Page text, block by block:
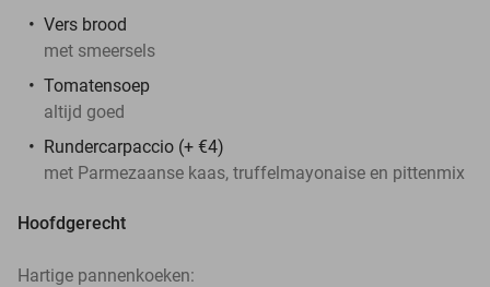
Vers brood
met smeersels
Tomatensoep
altijd goed
Rundercarpaccio (+ €4)
met Parmezaanse kaas, truffelmayonaise en pittenmix
Hoofdgerecht
Hartige pannenkoeken: